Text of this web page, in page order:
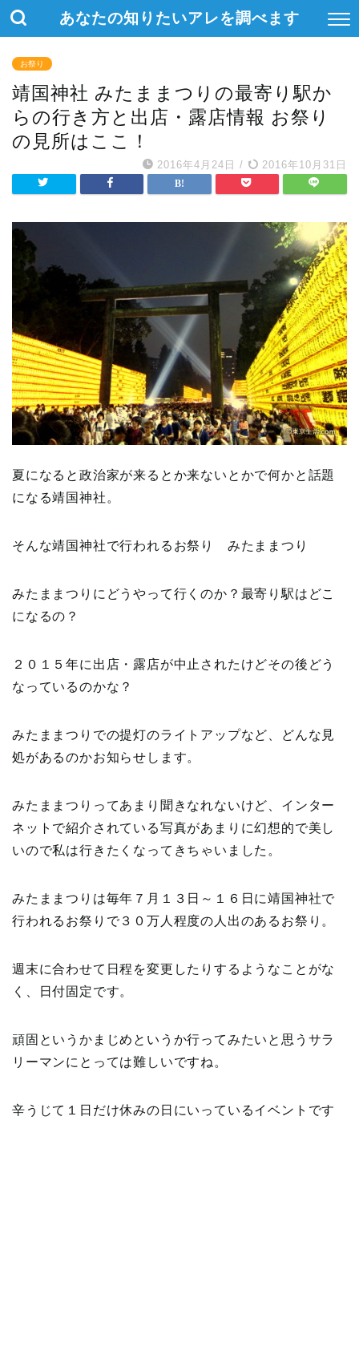
あなたの知りたいアレを調べます
お祭り
靖国神社 みたままつりの最寄り駅か
らの行き方と出店・露店情報 お祭り
の見所はここ！
2016年4月24日 / 2016年10月31日
夏になると政治家が来るとか来ないとかで何かと話題
になる靖国神社。
そんな靖国神社で行われるお祭り みたままつり
みたままつりにどうやって行くのか？最寄り駅はどこ
になるの？
２０１５年に出店・露店が中止されたけどその後どう
なっているのかな？
みたままつりでの提灯のライトアップなど、どんな見
処があるのかお知らせします。
みたままつりってあまり聞きなれないけど、インター
ネットで紹介されている写真があまりに幻想的で美し
いので私は行きたくなってきちゃいました。
みたままつりは毎年７月１３日～１６日に靖国神社で
行われるお祭りで３０万人程度の人出のあるお祭り。
週末に合わせて日程を変更したりするようなことがな
く、日付固定です。
頑固というかまじめというか行ってみたいと思うサラ
リーマンにとっては難しいですね。
辛うじて１日だけ休みの日にいっているイベントです